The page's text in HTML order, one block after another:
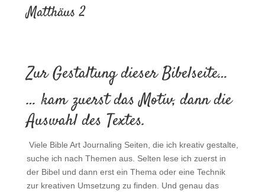
Matthäus 2
Zur Gestaltung dieser Bibelseite…
… kam zuerst das Motiv, dann die
Auswahl des Textes.
Viele Bible Art Journaling Seiten, die ich kreativ gestalte,
suche ich nach Themen aus. Selten lese ich zuerst in
der Bibel und dann erst ein Thema oder eine Technik
zur kreativen Umsetzung zu finden. Und genau das